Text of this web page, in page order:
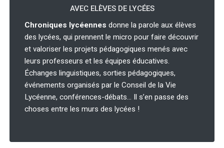
AVEC ELÈVES DE LYCÉES
Chroniques lycéennes donne la parole aux élèves
des lycées, qui prennent le micro pour faire découvrir
et valoriser les projets pédagogiques menés avec
leurs professeurs et les équipes éducatives.
Échanges linguistiques, sorties pédagogiques,
événements organisés par le Conseil de la Vie
Lycéenne, conférences-débats… Il s’en passe des
choses entre les murs des lycées !